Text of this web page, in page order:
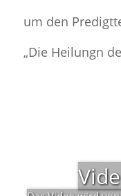
um den
„Die Heilungn